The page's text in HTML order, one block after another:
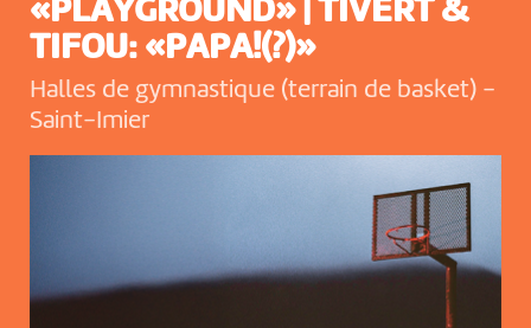
«PLAYGROUND» | TIVERT &
TIFOU: «PAPA!(?)»
Halles de gymnastique (terrain de basket) -
Saint-Imier